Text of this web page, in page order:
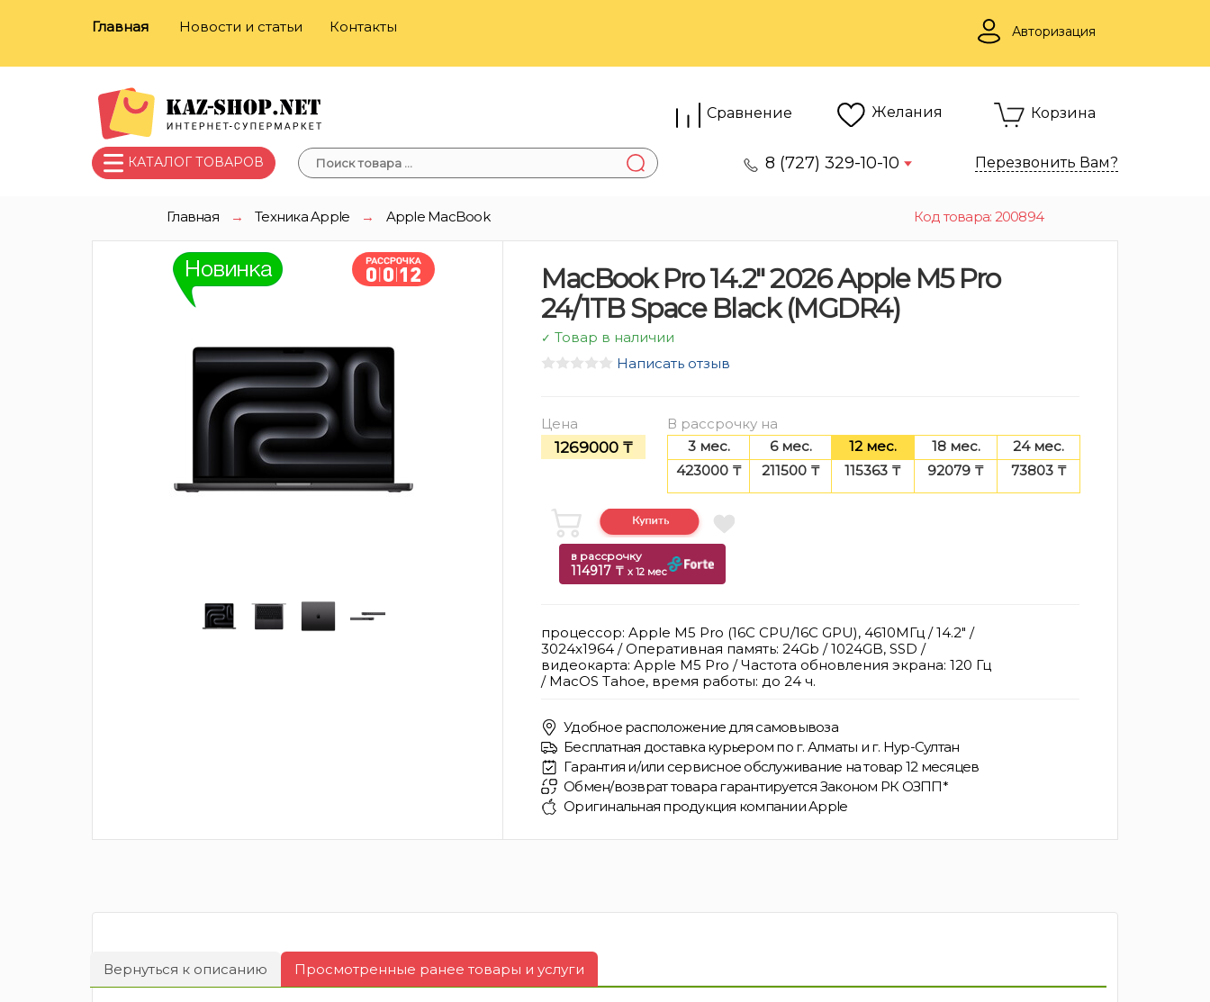
Главная Новости и статьи Контакты Авторизация
Сравнение Желания Корзина
КАТАЛОГ ТОВАРОВ 8 (727) 329-10-10 Перезвонить Вам?
Главная → Техника Apple → Apple MacBook Код товара: 200894
MacBook Pro 14.2″ 2026 Apple M5 Pro
24/1TB Space Black (MGDR4)
✓ Товар в наличии
Написать отзыв
Цена В рассрочку на
1269000 ₸ 3 мес. 6 мес. 12 мес. 18 мес.
24 мес.
423000 ₸
211500 ₸ 115363 ₸ 92079 ₸ 73803 ₸
в рассрочку
114917 ₸ x 12 мес
процессор: Apple M5 Pro (16C CPU/16C GPU), 4610МГц / 14.2" /
3024x1964 / Оперативная память: 24Gb / 1024GB, SSD /
видеокарта: Apple M5 Pro / Частота обновления экрана: 120 Гц
/ MacOS Tahoe, время работы: до 24 ч.
Удобное расположение для самовывоза
Бесплатная доставка курьером по г. Алматы и г. Нур-Султан
Гарантия и/или сервисное обслуживание на товар 12 месяцев
Обмен/возврат товара гарантируется Законом РК ОЗПП*
Оригинальная продукция компании Apple
Вернуться к описанию Просмотренные ранее товары и услуги